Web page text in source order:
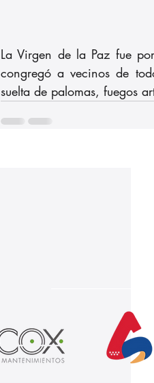
La Virgen de la Paz fue
congregó a vecinos de
suelta de palomas, fuegos